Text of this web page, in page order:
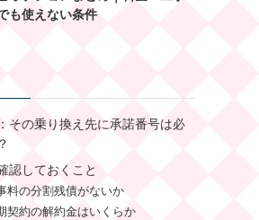
も使えない条件
その乗り換え先に承諾番号は必
認しておくこと
料の分割残債がないか
契約の解約金はいくらか